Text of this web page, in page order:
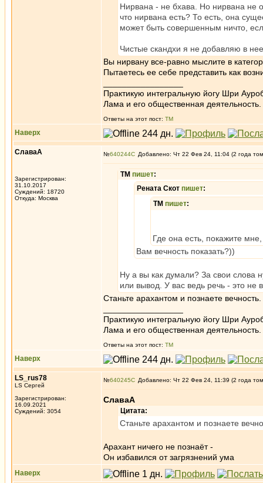
Нирвана - не бхава. Но нирвана не
что нирвана есть? То есть, она
может быть совершенным ничто,
Чистые скандхи я не добавляю в
Вы нирвану все-равно мыслите в
Пытаетесь ее себе представить как
Практикую интегральную йогу Шри
Лама и его общественная деятельность.
Ответы на этот пост: ТМ
Наверх
СлаваА
Зарегистрирован:
31.10.2017
Суждений: 18720
Откуда: Москва
№640244 Добавлено: Чт 22 Фев 24, 11:04 (2 года
ТМ пишет:
Рената Скот пишет:
ТМ пишет:
Где она есть, покажите
Вам вечность показать?))
Ну а вы как думали? За свои слова
или вывод. У вас ведь речь - это не
Станьте арахантом и познаете
Практикую интегральную йогу Шри
Лама и его общественная деятельность.
Ответы на этот пост: ТМ
Наверх
LS_rus78
LS Сергей
Зарегистрирован:
16.09.2021
Суждений: 3054
№640245 Добавлено: Чт 22 Фев 24, 11:39 (2 года
СлаваА
Цитата:
Станьте арахантом и познаете
Арахант ничего не познаёт -
Он избавился от загрязнений ума
Наверх